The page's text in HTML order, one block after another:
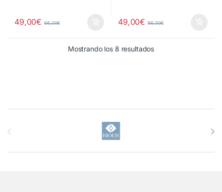
49,00€ 66,00€ 49,00€ 66,00€
Mostrando los 8 resultados